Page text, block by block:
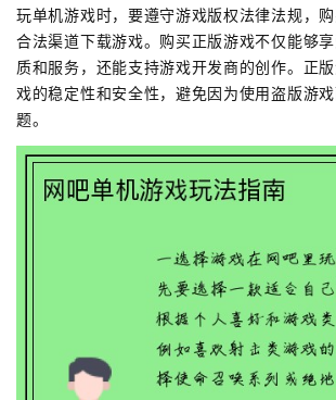
玩单机游戏时，要遵守游戏版权法律法规，
合法渠道下载游戏。购买正版游戏不仅能够
质和服务，还能支持游戏开发商的创作。正
戏的稳定性和安全性，避免因为使用盗版游
题。